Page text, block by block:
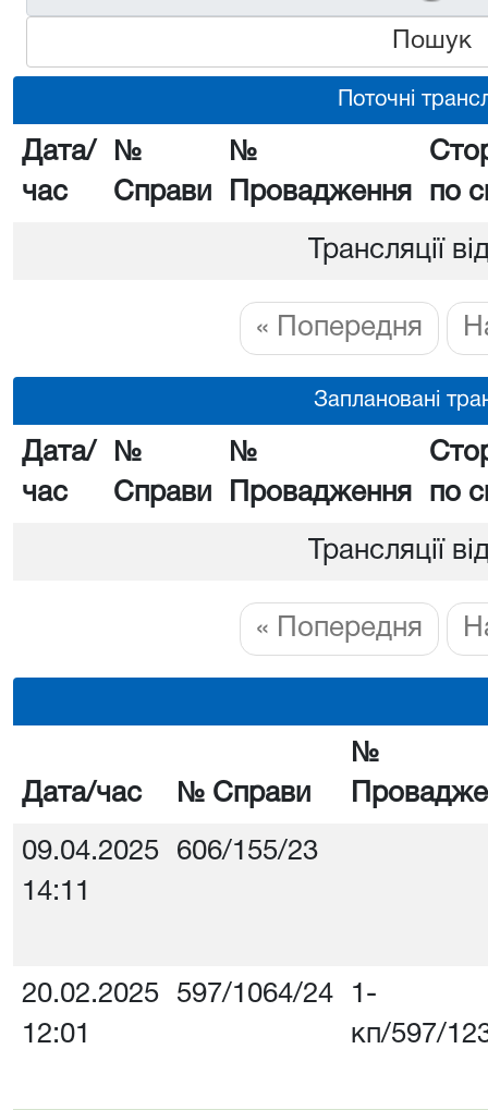
Пошук
Поточні
Дата/
час
№
Справи
№
Провадження
по
Трансляції
« Попередня
Заплановані
Дата/
час
№
Справи
№
Провадження
по
Трансляції
« Попередня
Дата/час № Справи
№
09.04.2025
14:11
606/155/23
20.02.2025
12:01
597/1064/24
1-
кп/597/